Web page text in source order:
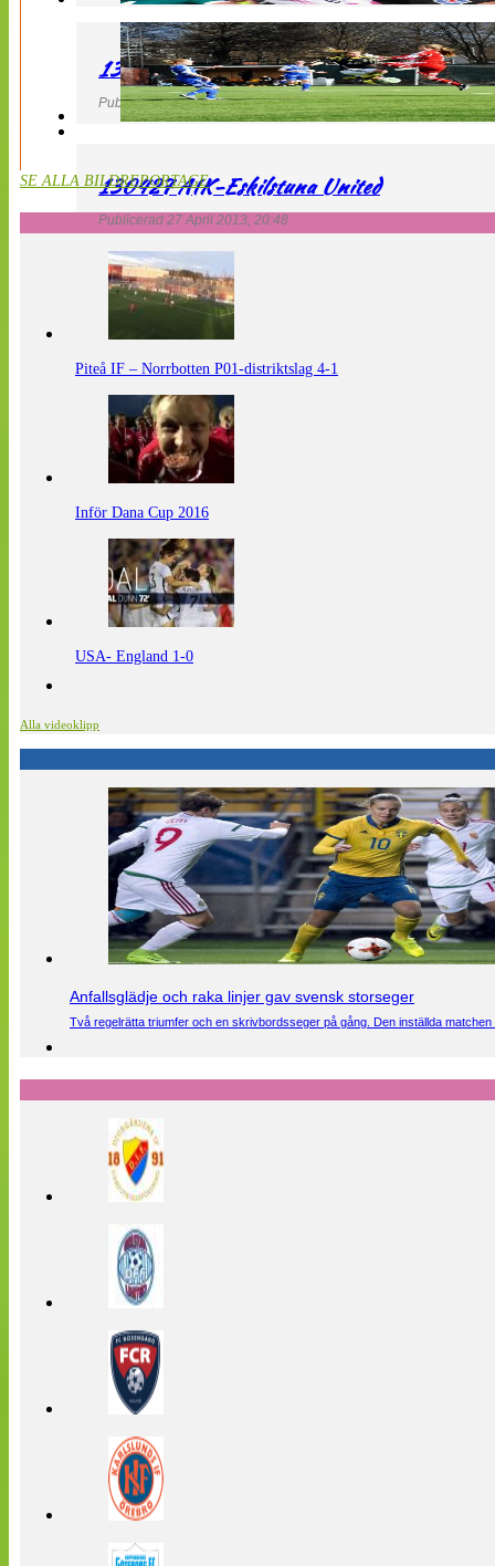
130427 LdB FC Malmö – Mallbackens IF
Publicerad 27 April 2013, 20:54
130427 AIK-Eskilstuna United
Publicerad 27 April 2013, 20:48
SE ALLA BILDREPORTAGE
Piteå IF – Norrbotten P01-distriktslag 4-1
Inför Dana Cup 2016
USA- England 1-0
Alla videoklipp
Anfallsglädje och raka linjer gav svensk storseger
Två regelrätta triumfer och en skrivbordsseger på gång. Den inställda